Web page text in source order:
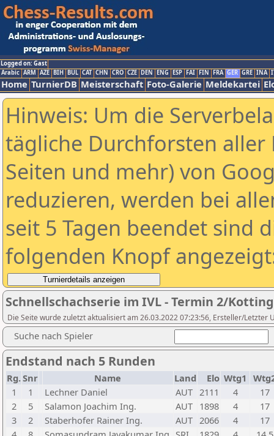
Logged on: Gast
Arabic ARM AZE BIH BUL CAT CHN CRO CZE DEN ENG ESP FAI FIN FRA GER GRE INA
Home TurnierDB Meisterschaft Foto-Galerie Meldekartei
Hinweis: Um die
tägliche Durchforsten aller
Seiten und mehr) von
reduzieren, werden bei
seit 5 Tagen beendet sind
folgenden Knopf
Schnellschachserie im IVL - Termin 2/
Die Seite wurde zuletzt aktualisiert am 26.03.2022 07:23:56, Ersteller/Letzter
Suche nach Spieler
Endstand nach 5 Runden
Rg.Snr Name Land Elo Wtg1
1
1 Lechner Daniel AUT 2111 4
17
2
5 Salamon Joachim Ing. AUT 1898 4
17
3
2 Staberhofer Rainer Ing. AUT 2066 4
17